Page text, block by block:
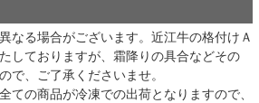
なる場合がございます。近江牛の格付けＡ
しておりますが、霜降りの具合などその
で、ご了承くださいませ。
ての商品が冷凍での出荷となりますので、